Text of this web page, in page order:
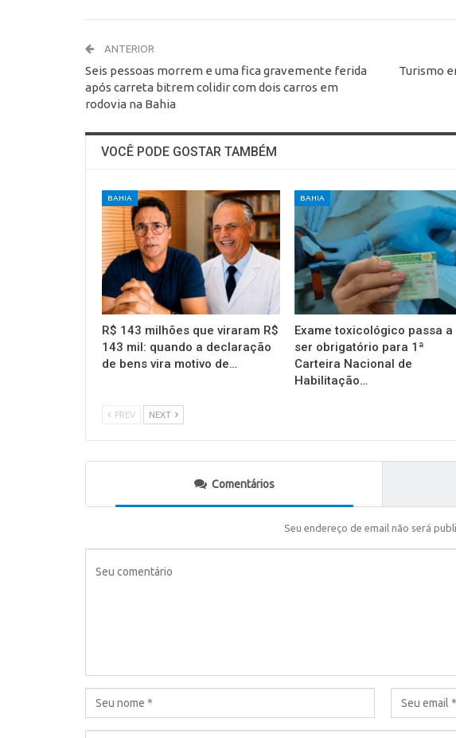
ANTERIOR
Seis pessoas morrem e uma fica gravemente ferida
após carreta bitrem colidir com dois carros em
rodovia na Bahia
Turismo
VOCÊ PODE GOSTAR TAMBÉM
BAHIA
R$ 143 milhões que viraram R$
143 mil: quando a declaração
de bens vira motivo de…
BAHIA
Exame toxicológico passa a
ser obrigatório para 1ª
Carteira Nacional de
Habilitação…
PREV NEXT
Comentários
Seu endereço de email não será